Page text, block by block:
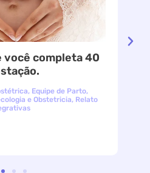
você completa 40
, Equipe de Parto,
e Obstetricia, Relato